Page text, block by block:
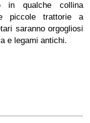
in qualche collina
piccole trattorie a
saranno orgogliosi
e legami antichi.